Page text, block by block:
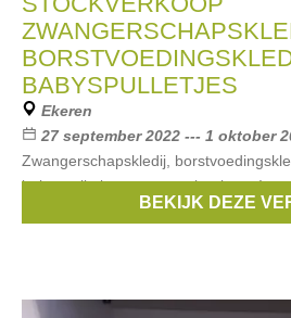
BABYSPULLETJES
Ekeren
27 september 2022 --- 1 oktober
Zwangerschapskledij,
babyspulletjes aan grote kortingen!
Esprit,Noppies,Queen
BEKIJK DEZE